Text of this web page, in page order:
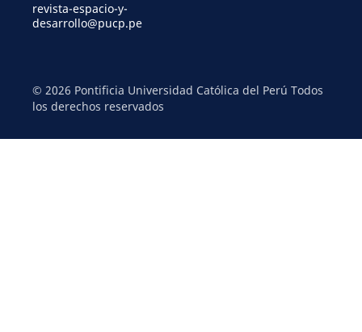
revista-espacio-y-
desarrollo@pucp.pe
© 2026 Pontificia Universidad Católica del Perú Todos
los derechos reservados